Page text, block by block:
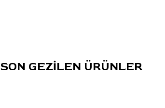
SON GEZİLEN ÜRÜNLER